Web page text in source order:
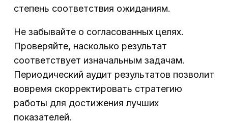
степень соответствия ожиданиям.
Не забывайте о согласованных целях.
Проверяйте, насколько результат
соответствует изначальным задачам.
Периодический аудит результатов позволит
вовремя скорректировать стратегию
работы для достижения лучших
показателей.